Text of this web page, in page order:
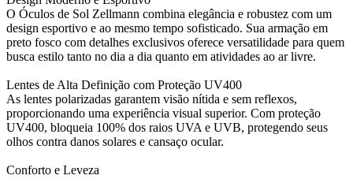
O Óculos de Sol Zellmann combina elegância e robustez com um
design esportivo e ao mesmo tempo sofisticado. Sua armação em
preto fosco com detalhes exclusivos oferece versatilidade para quem
busca estilo tanto no dia a dia quanto em atividades ao ar livre.
Lentes de Alta Definição com Proteção UV400
As lentes polarizadas garantem visão nítida e sem reflexos,
proporcionando uma experiência visual superior. Com proteção
UV400, bloqueia 100% dos raios UVA e UVB, protegendo seus
olhos contra danos solares e cansaço ocular.
Conforto e Leveza